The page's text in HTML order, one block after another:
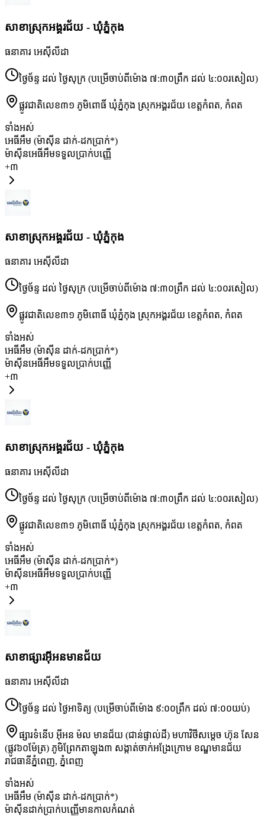
សាខា​ស្រុកអង្គរជ័យ - ឃុំភ្នំកុង
ធនាគារ អេស៊ីលីដា
ថ្ងៃច័ន្ទ ដល់ ថ្ងៃសុក្រ (បម្រើចាប់ពីម៉ោង ៧:៣០ព្រឹក ដល់ ៤:០០រសៀល)
ផ្លូវជាតិលេខ៣១ ភូមិពោធិ៍ ឃុំភ្នំកុង ស្រុកអង្គរជ័យ ខេត្តកំពត, កំពត
ទាំងអស់
អេធីអឹម (ម៉ាស៊ីន ដាក់-ដកប្រាក់*)
ម៉ាស៊ីនអេធីអឹមទទួលប្រាក់បញ្ញើ
+៣
សាខា​ស្រុកអង្គរជ័យ - ឃុំភ្នំកុង
ធនាគារ អេស៊ីលីដា
ថ្ងៃច័ន្ទ ដល់ ថ្ងៃសុក្រ (បម្រើចាប់ពីម៉ោង ៧:៣០ព្រឹក ដល់ ៤:០០រសៀល)
ផ្លូវជាតិលេខ៣១ ភូមិពោធិ៍ ឃុំភ្នំកុង ស្រុកអង្គរជ័យ ខេត្តកំពត, កំពត
ទាំងអស់
អេធីអឹម (ម៉ាស៊ីន ដាក់-ដកប្រាក់*)
ម៉ាស៊ីនអេធីអឹមទទួលប្រាក់បញ្ញើ
+៣
សាខា​ស្រុកអង្គរជ័យ - ឃុំភ្នំកុង
ធនាគារ អេស៊ីលីដា
ថ្ងៃច័ន្ទ ដល់ ថ្ងៃសុក្រ (បម្រើចាប់ពីម៉ោង ៧:៣០ព្រឹក ដល់ ៤:០០រសៀល)
ផ្លូវជាតិលេខ៣១ ភូមិពោធិ៍ ឃុំភ្នំកុង ស្រុកអង្គរជ័យ ខេត្តកំពត, កំពត
ទាំងអស់
អេធីអឹម (ម៉ាស៊ីន ដាក់-ដកប្រាក់*)
ម៉ាស៊ីនអេធីអឹមទទួលប្រាក់បញ្ញើ
+៣
សាខាផ្សារអ៊ីអនមានជ័យ
ធនាគារ អេស៊ីលីដា
ថ្ងៃច័ន្ទ ដល់ ថ្ងៃអាទិត្យ (បម្រើចាប់ពីម៉ោង ៩:០០ព្រឹក ដល់ ៧:០០យប់)
ផ្សារទំនើប អ៊ីអន ម៉ល មានជ័យ (ជាន់ផ្ទាល់ដី) មហាវិថីសម្តេច ហ៊ុន សែន
(ផ្លូវ៦០ម៉ែត្រ) ភូមិព្រែកតាឡុង៣ សង្កាត់ចាក់អង្រែក្រោម ខណ្ឌមានជ័យ
រាជធានីភ្នំពេញ, ភ្នំពេញ
ទាំងអស់
អេធីអឹម (ម៉ាស៊ីន ដាក់-ដកប្រាក់*)
ម៉ាស៊ីនដាក់​​ប្រាក់​បញ្ញើ​មាន​កាល​កំណត់